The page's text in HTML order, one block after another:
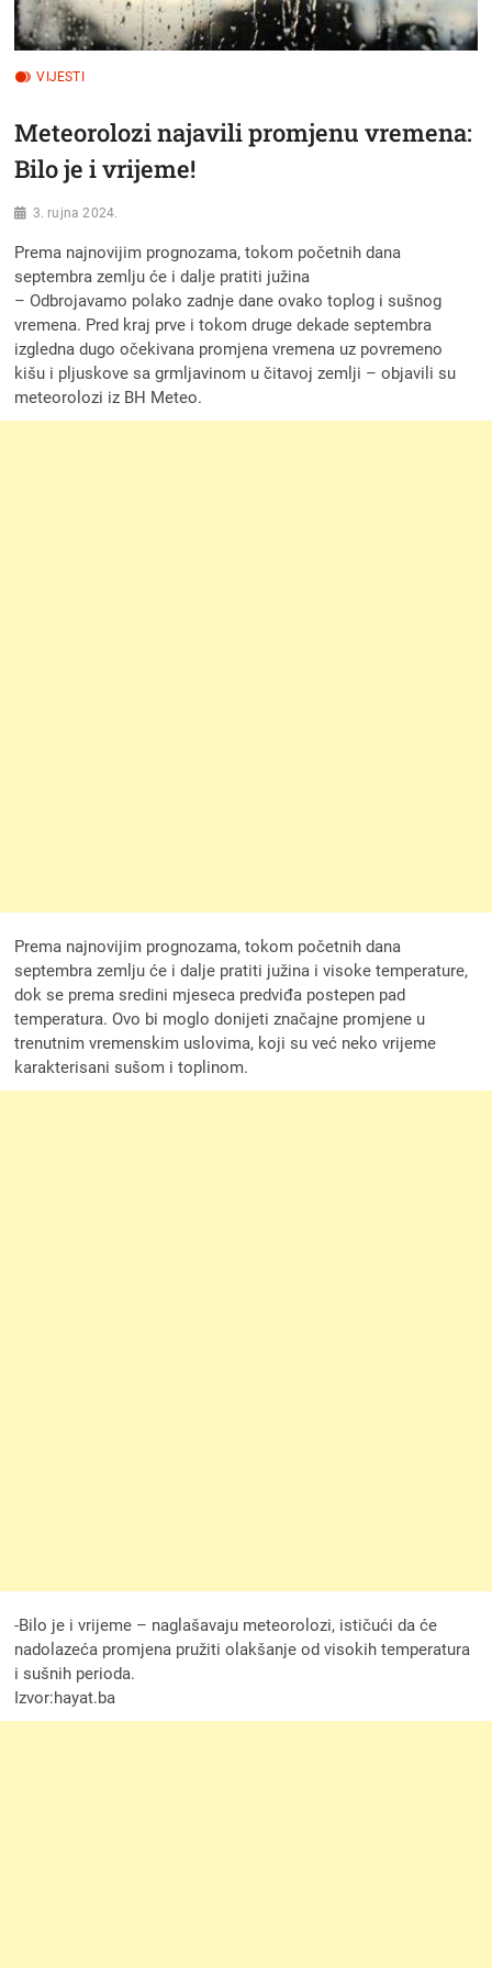
VIJESTI
Meteorolozi najavili promjenu vremena:
Bilo je i vrijeme!
3. rujna 2024.
Prema najnovijim prognozama, tokom početnih dana
septembra zemlju će i dalje pratiti južina
– Odbrojavamo polako zadnje dane ovako toplog i sušnog
vremena. Pred kraj prve i tokom druge dekade septembra
izgledna dugo očekivana promjena vremena uz povremeno
kišu i pljuskove sa grmljavinom u čitavoj zemlji – objavili su
meteorolozi iz BH Meteo.
Prema najnovijim prognozama, tokom početnih dana
septembra zemlju će i dalje pratiti južina i visoke temperature,
dok se prema sredini mjeseca predviđa postepen pad
temperatura. Ovo bi moglo donijeti značajne promjene u
trenutnim vremenskim uslovima, koji su već neko vrijeme
karakterisani sušom i toplinom.
-Bilo je i vrijeme – naglašavaju meteorolozi, ističući da će
nadolazeća promjena pružiti olakšanje od visokih temperatura
i sušnih perioda.
Izvor:hayat.ba